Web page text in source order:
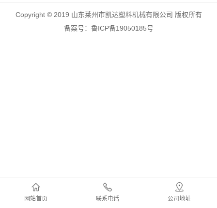
网站首页 联系电话 公司地址
Copyright © 2019 山东莱州市凯达塑料机械有限公司 版权所有
备案号：鲁ICP备19050185号